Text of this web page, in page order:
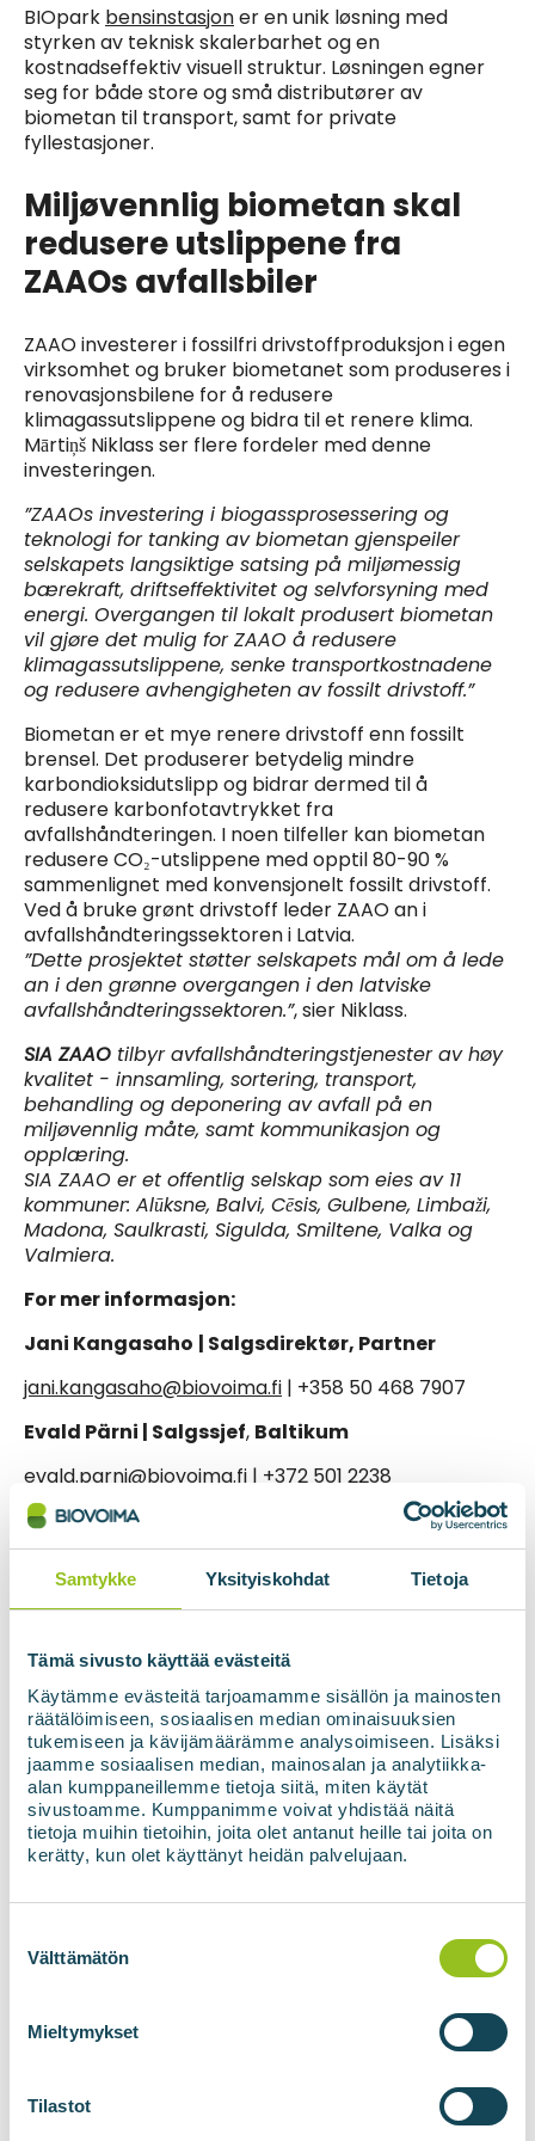
Samtykke Yksityiskohdat Tietoja
Tämä sivusto käyttää evästeitä
Käytämme evästeitä tarjoamamme sisällön ja mainosten
räätälöimiseen, sosiaalisen median ominaisuuksien
tukemiseen ja kävijämäärämme analysoimiseen. Lisäksi
jaamme sosiaalisen median, mainosalan ja analytiikka-
alan kumppaneillemme tietoja siitä, miten käytät
sivustoamme. Kumppanimme voivat yhdistää näitä
tietoja muihin tietoihin, joita olet antanut heille tai joita on
kerätty, kun olet käyttänyt heidän palvelujaan.
valinta
Välttämätön
Mieltymykset
Tilastot
BIOpark bensinstasjoner en unik løsning med
styrken av teknisk skalerbarhet og en
kostnadseffektiv visuell struktur. Løsningen egner
seg for både store og små distributører av
biometan til transport, samt for private
fyllestasjoner.
Miljøvennlig biometan skal
redusere utslippene fra
ZAAOs avfallsbiler
ZAAO investerer i fossilfri drivstoffproduksjon i egen
virksomhet og bruker biometanet som produseres i
renovasjonsbilene for å redusere
klimagassutslippene og bidra til et renere klima.
Mārtiņš Niklass ser flere fordeler med denne
investeringen.
”ZAAOs investering i biogassprosessering og
teknologi for tanking av biometan gjenspeiler
selskapets langsiktige satsing på miljømessig
bærekraft, driftseffektivitet og selvforsyning med
energi. Overgangen til lokalt produsert biometan
vil gjøre det mulig for ZAAO å redusere
klimagassutslippene, senke transportkostnadene
og redusere avhengigheten av fossilt drivstoff.”
Biometan er et mye renere drivstoff enn fossilt
brensel. Det produserer betydelig mindre
karbondioksidutslipp og bidrar dermed til å
redusere karbonfotavtrykket fra
avfallshåndteringen. I noen tilfeller kan biometan
redusere CO₂-utslippene med opptil 80-90 %
sammenlignet med konvensjonelt fossilt drivstoff.
Ved å bruke grønt drivstoff leder ZAAO an i
avfallshåndteringssektoren i Latvia.
”Dette prosjektet støtter selskapets mål om å lede
an i den grønne overgangen i den latviske
avfallshåndteringssektoren.”, sier Niklass.
SIA ZAAO tilbyr avfallshåndteringstjenester av høy
kvalitet - innsamling, sortering, transport,
behandling og deponering av avfall på en
miljøvennlig måte, samt kommunikasjon og
opplæring.
SIA ZAAO er et offentlig selskap som eies av 11
kommuner: Alūksne, Balvi, Cēsis, Gulbene, Limbaži,
Madona, Saulkrasti, Sigulda, Smiltene, Valka og
Valmiera.
For mer informasjon:
Jani Kangasaho | Salgsdirektør, Partner
jani.kangasaho@biovoima.fi | +358 50 468 7907
Evald Pärni | Salgssjef, Baltikum
evald.parni@biovoima.fi | +372 501 2238